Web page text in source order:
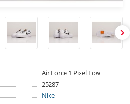
Air Force 1 Pixel Low
25287
Nike